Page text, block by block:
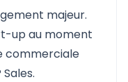
majeur.
up au moment
commerciale